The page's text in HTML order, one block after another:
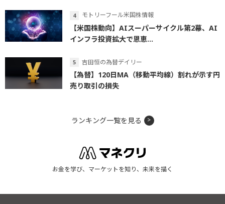
モトリーフール米国株情報
【米国株動向】AIスーパーサイクル第2幕、AI
インフラ投資拡大で恩恵...
吉田恒の為替デイリー
【為替】120日MA（移動平均線）割れが示す円
売り取引の損失
ランキング一覧を見る
お金を学び、マーケットを知り、未来を描く